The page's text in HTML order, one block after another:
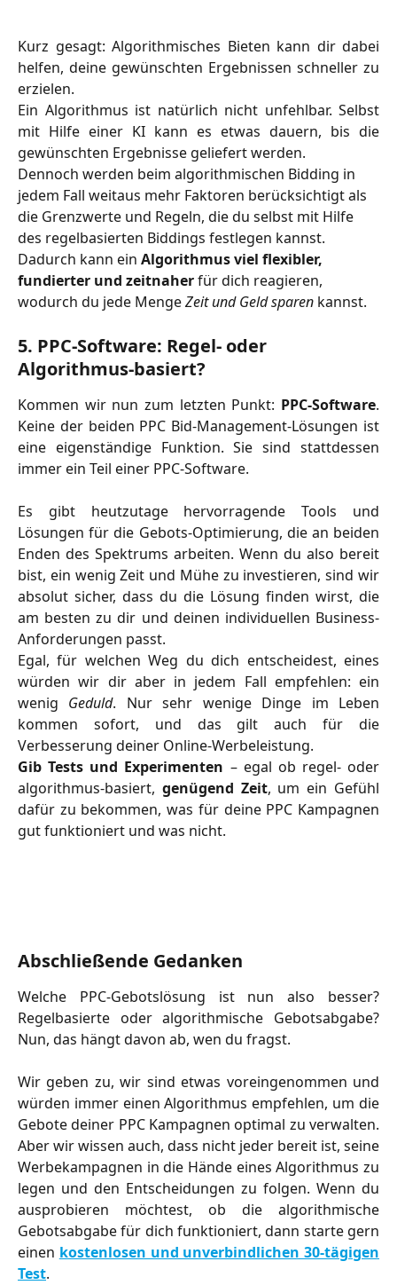
Kurz gesagt: Algorithmisches Bieten kann dir dabei
helfen, deine gewünschten Ergebnissen schneller zu
erzielen.
Ein Algorithmus ist natürlich nicht unfehlbar. Selbst
mit Hilfe einer KI kann es etwas dauern, bis die
gewünschten Ergebnisse geliefert werden.
Dennoch werden beim algorithmischen Bidding in
jedem Fall weitaus mehr Faktoren berücksichtigt als
die Grenzwerte und Regeln, die du selbst mit Hilfe
des regelbasierten Biddings festlegen kannst.
Dadurch kann ein Algorithmus viel flexibler,
fundierter und zeitnaher für dich reagieren,
wodurch du jede Menge Zeit und Geld sparen kannst.
5. PPC-Software: Regel- oder
Algorithmus-basiert?
Kommen wir nun zum letzten Punkt: PPC-Software.
Keine der beiden PPC Bid-Management-Lösungen ist
eine eigenständige Funktion. Sie sind stattdessen
immer ein Teil einer PPC-Software.
Es gibt heutzutage hervorragende Tools und
Lösungen für die Gebots-Optimierung, die an beiden
Enden des Spektrums arbeiten. Wenn du also bereit
bist, ein wenig Zeit und Mühe zu investieren, sind wir
absolut sicher, dass du die Lösung finden wirst, die
am besten zu dir und deinen individuellen Business-
Anforderungen passt.
Egal, für welchen Weg du dich entscheidest, eines
würden wir dir aber in jedem Fall empfehlen: ein
wenig Geduld. Nur sehr wenige Dinge im Leben
kommen sofort, und das gilt auch für die
Verbesserung deiner Online-Werbeleistung.
Gib Tests und Experimenten – egal ob regel- oder
algorithmus-basiert, genügend Zeit, um ein Gefühl
dafür zu bekommen, was für deine PPC Kampagnen
gut funktioniert und was nicht.
Abschließende Gedanken
Welche PPC-Gebotslösung ist nun also besser?
Regelbasierte oder algorithmische Gebotsabgabe?
Nun, das hängt davon ab, wen du fragst.
Wir geben zu, wir sind etwas voreingenommen und
würden immer einen Algorithmus empfehlen, um die
Gebote deiner PPC Kampagnen optimal zu verwalten.
Aber wir wissen auch, dass nicht jeder bereit ist, seine
Werbekampagnen in die Hände eines Algorithmus zu
legen und den Entscheidungen zu folgen. Wenn du
ausprobieren möchtest, ob die algorithmische
Gebotsabgabe für dich funktioniert, dann starte gern
einen kostenlosen und unverbindlichen 30-tägigen
Test.